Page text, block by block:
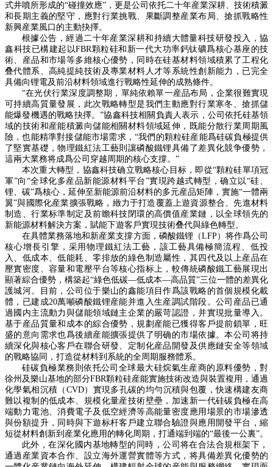
式井噴所形成的“碰撞效應” ，更是公司依托二十年産業深耕、技術積澱
和長期主義的堅守 ，應對行業挑戰、果斷調整産業布局、搶抓戰略性
新興産業風口 的主動抉擇。
根據公告，經過二十年産業深耕和持續大體量科技研發投入，協
鑫科技已構建起以FBR顆粒硅和新一代大功率鈣钛礦爲核心基座的技
術、産品和市場等多維核心優勢，同時在硅基材料領域積累了工程化
叠代體系、高純提純技術及專業材料人才等系統性創新能力，已完全
具備向锂電及前沿材料領域進行戰略性延伸的成熟條件。
“在光伏行業深度調整期，單純依賴單一産品布局，企業很難實現
可持續高質量發展，此次戰略轉型是我們主動應對行業寒冬、搶抓儲
能爆發機遇的戰略抉擇。”協鑫科技相關負責人表示，公司依托硅基領
域的技術和産能積澱向儲能相關材料領域延伸，既能分散行業周期風
險，也能精準對接儲能市場需求，“我們的顆粒硅産能爲硅碳負極提供
了堅實基礎，物理鐵紅法工藝則讓磷酸鐵锂具備了差異化競争優勢，
這兩大業務将成爲公司穿越周期的核心支撐。 ”
本次重大轉型，協鑫科技确立戰略核心目标，即從“顆粒硅單項冠
軍”向“全球化多産品新能源材料平台”實現跨越式轉型，确立以“硅、
锂、碳”爲核心，延伸至新能源前沿材料的多元産品矩陣，實施“一體兩
翼”與國際化産業擴張戰略，緻力于打造覆蓋上遊資源整合、先進材料
制造、行業标準制定及前瞻科技閉環的高價值産業鏈，以全球領先的
新能源材料解決方案，賦能下遊客戶實現技術叠代與綠色轉型。
在具體業務落地和新産業支撐方面，磷酸鐵锂（LFP）将作爲公司
核心增長引擎，采用物理鐵紅法工藝，該工藝具備極簡流程 、低投
入、低成本、低能耗、零排放的綠色制造屬性，其四代及以上産品在
壓實密度、容量和電壓平台等核心指标上，較傳統磷酸鐵工藝展現出
顯著綜合優勢，構築起“綠色低碳—低成本—高品質”三位一體的差異化
護城河。
目前，公司位于樂山的鑫能項目作爲該戰略的首個規模化載
體，已建成20萬噸磷酸鐵锂産能并進入生産調試階段。公司産品已通
過國内主流動力與儲能領域鏈主企業的嚴苛認證，并實現批量導入。
基于産品質量和成本的綜合優勢，規劃産能已獲得客戶提前鎖單，旺
盛的意向需求也爲後續産能擴張提供了明确的市場依據。本公司将持
續深化與核心客戶在聯合研發、定制化産品開發及供應鏈安全等領域
的戰略協同，打造從材料到系統的全周期服務體系。
硅碳負極業務則依托公司全球最大硅烷氣生産商的原料優勢 ，對
徐州及樂山基地的部分FBR顆粒硅産能實施技術改造與裝置複用，通過
化學氣相沉積（CVD）實現多孔碳的均勻沉積與包覆，快速構建友商
難以複制的低成本、規模化量産技術壁壘，加速新一代硅碳負極在高
端動力電池、消費電子及低空經濟等高能量密度應用場景的市場滲透
與份額提升，同時與下遊标杆客戶建立聯合驗證與應用開發平台，縮
短從材料創新到産業化應用的轉化周期，打通端到端的“最後一公裏”。
此外，在深化國内基地轉型的同時，公司将在合法合規框架下，
通過産業資本合作、設立海外運營實體等方式，将具備差異化優勢的